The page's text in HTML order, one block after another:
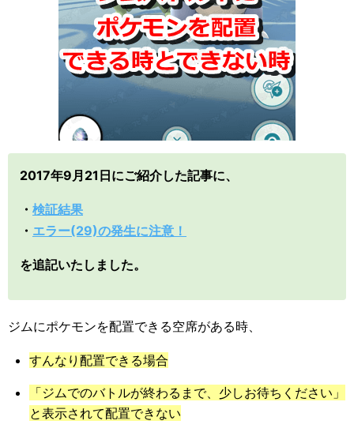
2017年9月21日にご紹介した記事に、
・ 検証結果
・ エラー(29)の発生に注意！
を追記いたしました。
ジムにポケモンを配置できる空席がある時、
すんなり配置できる場合
「ジムでのバトルが終わるまで、少しお待ちください」
と表示されて配置できない